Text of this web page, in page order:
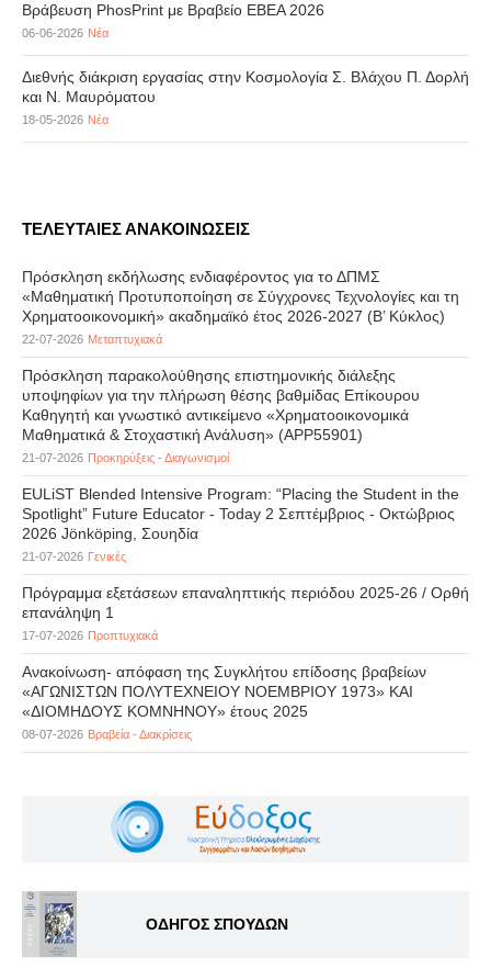
Βράβευση PhosPrint με Βραβείο ΕΒΕΑ 2026
06-06-2026 Νέα
Διεθνής διάκριση εργασίας στην Κοσμολογία Σ. Βλάχου Π. Δορλή
και Ν. Μαυρόματου
18-05-2026 Νέα
ΤΕΛΕΥΤΑΙΕΣ ΑΝΑΚΟΙΝΩΣΕΙΣ
Πρόσκληση εκδήλωσης ενδιαφέροντος για το ΔΠΜΣ
«Μαθηματική Προτυποποίηση σε Σύγχρονες Τεχνολογίες και τη
Χρηματοοικονομική» ακαδημαϊκό έτος 2026-2027 (B’ Kύκλος)
22-07-2026 Μεταπτυχιακά
Πρόσκληση παρακολούθησης επιστημονικής διάλεξης
υποψηφίων για την πλήρωση θέσης βαθμίδας Επίκουρου
Καθηγητή και γνωστικό αντικείμενο «Χρηματοοικονομικά
Μαθηματικά & Στοχαστική Ανάλυση» (APP55901)
21-07-2026 Προκηρύξεις - Διαγωνισμοί
EULiST Blended Intensive Program: “Placing the Student in the
Spotlight” Future Educator - Today 2 Σεπτέμβριος - Οκτώβριος
2026 Jönköping, Σουηδία
21-07-2026 Γενικές
Πρόγραμμα εξετάσεων επαναληπτικής περιόδου 2025-26 / Ορθή
επανάληψη 1
17-07-2026 Προπτυχιακά
Ανακοίνωση- απόφαση της Συγκλήτου επίδοσης βραβείων
«ΑΓΩΝΙΣΤΩΝ ΠΟΛΥΤΕΧΝΕΙΟΥ ΝΟΕΜΒΡΙΟΥ 1973» ΚΑΙ
«ΔΙΟΜΗΔΟΥΣ ΚΟΜΝΗΝΟΥ» έτους 2025
08-07-2026 Βραβεία - Διακρίσεις
ΟΔΗΓΟΣ ΣΠΟΥΔΩΝ